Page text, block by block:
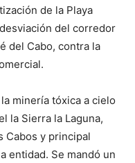
de la Playa
del corredor
del Cabo, contra la
minería tóxica a cielo
la Sierra la Laguna,
Cabos y principal
entidad. Se mandó un